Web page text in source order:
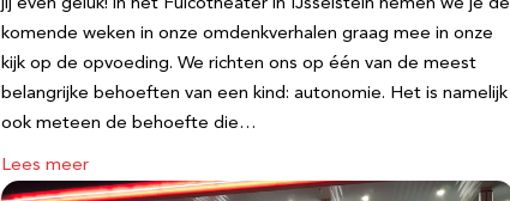
jij even geluk! in het Fulcotheater in IJsselstein nemen we je de
komende weken in onze omdenkverhalen graag mee in onze
kijk op de opvoeding. We richten ons op één van de meest
belangrijke behoeften van een kind: autonomie. Het is namelijk
ook meteen de behoefte die…
Lees meer